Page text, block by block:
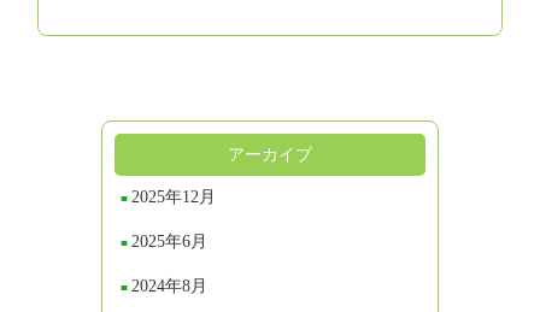
アーカイブ
2025年12月
2025年6月
2024年8月